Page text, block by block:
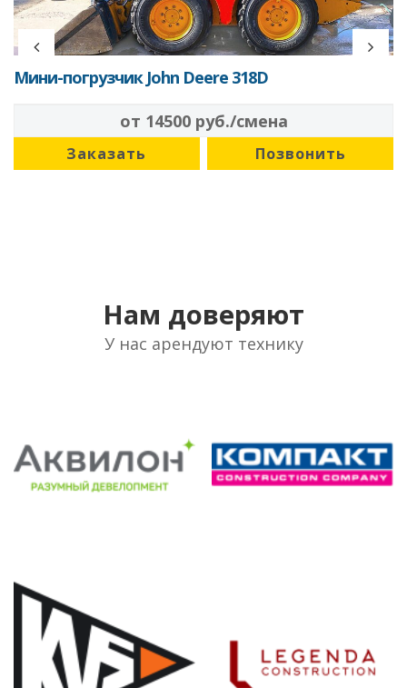
Мини-погрузчик John Deere 318D
от 14500 руб./смена
Заказать Позвонить
Нам доверяют
У нас арендуют технику